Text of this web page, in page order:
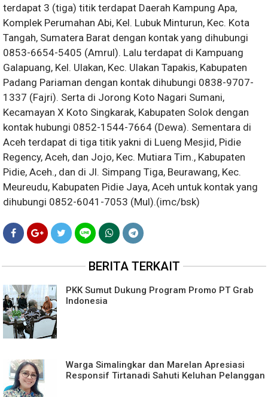
terdapat 3 (tiga) titik terdapat Daerah Kampung Apa,
Komplek Perumahan Abi, Kel. Lubuk Minturun, Kec. Kota
Tangah, Sumatera Barat dengan kontak yang dihubungi
0853-6654-5405 (Amrul). Lalu terdapat di Kampuang
Galapuang, Kel. Ulakan, Kec. Ulakan Tapakis, Kabupaten
Padang Pariaman dengan kontak dihubungi 0838-9707-
1337 (Fajri). Serta di Jorong Koto Nagari Sumani,
Kecamayan X Koto Singkarak, Kabupaten Solok dengan
kontak hubungi 0852-1544-7664 (Dewa). Sementara di
Aceh terdapat di tiga titik yakni di Lueng Mesjid, Pidie
Regency, Aceh, dan Jojo, Kec. Mutiara Tim., Kabupaten
Pidie, Aceh., dan di Jl. Simpang Tiga, Beurawang, Kec.
Meureudu, Kabupaten Pidie Jaya, Aceh untuk kontak yang
dihubungi 0852-6041-7053 (Mul).(imc/bsk)
BERITA TERKAIT
PKK Sumut Dukung Program Promo PT Grab
Indonesia
Warga Simalingkar dan Marelan Apresiasi
Responsif Tirtanadi Sahuti Keluhan Pelanggan